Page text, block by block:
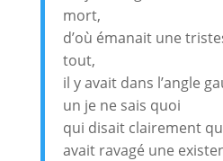
mort,
d’où émanait une
tout,
il y avait dans l’angle
un je ne sais quoi
qui disait clairement
avait ravagé une